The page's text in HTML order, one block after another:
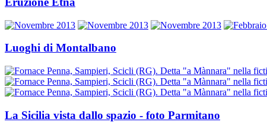
Luoghi di Montalbano
La Sicilia vista dallo spazio - foto Parmitano